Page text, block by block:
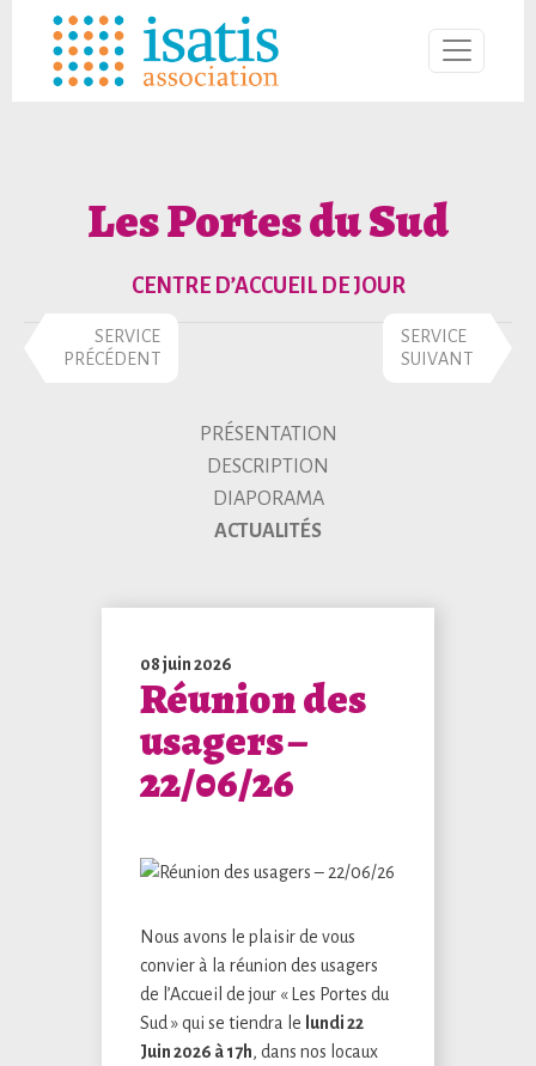
Les Portes du Sud
CENTRE D’ACCUEIL DE JOUR
SERVICE
PRÉCÉDENT
SERVICE
SUIVANT
PRÉSENTATION
DESCRIPTION
DIAPORAMA
ACTUALITÉS
08 juin 2026
Réunion des
usagers –
22/06/26
Nous avons le plaisir de vous
convier à la réunion des usagers
de l’Accueil de jour « Les Portes du
Sud » qui se tiendra le lundi 22
Juin 2026 à 17h, dans nos locaux